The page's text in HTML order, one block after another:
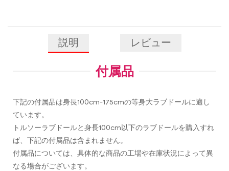
説明 レビュー
付属品
下記の付属品は身長100cm-175cmの等身大ラブドールに適し
ています。
トルソーラブドールと身長100cm以下のラブドールを購入すれ
ば、下記の付属品は含まれません。
付属品については、具体的な商品の工場や在庫状況によって異
なる場合がございます。